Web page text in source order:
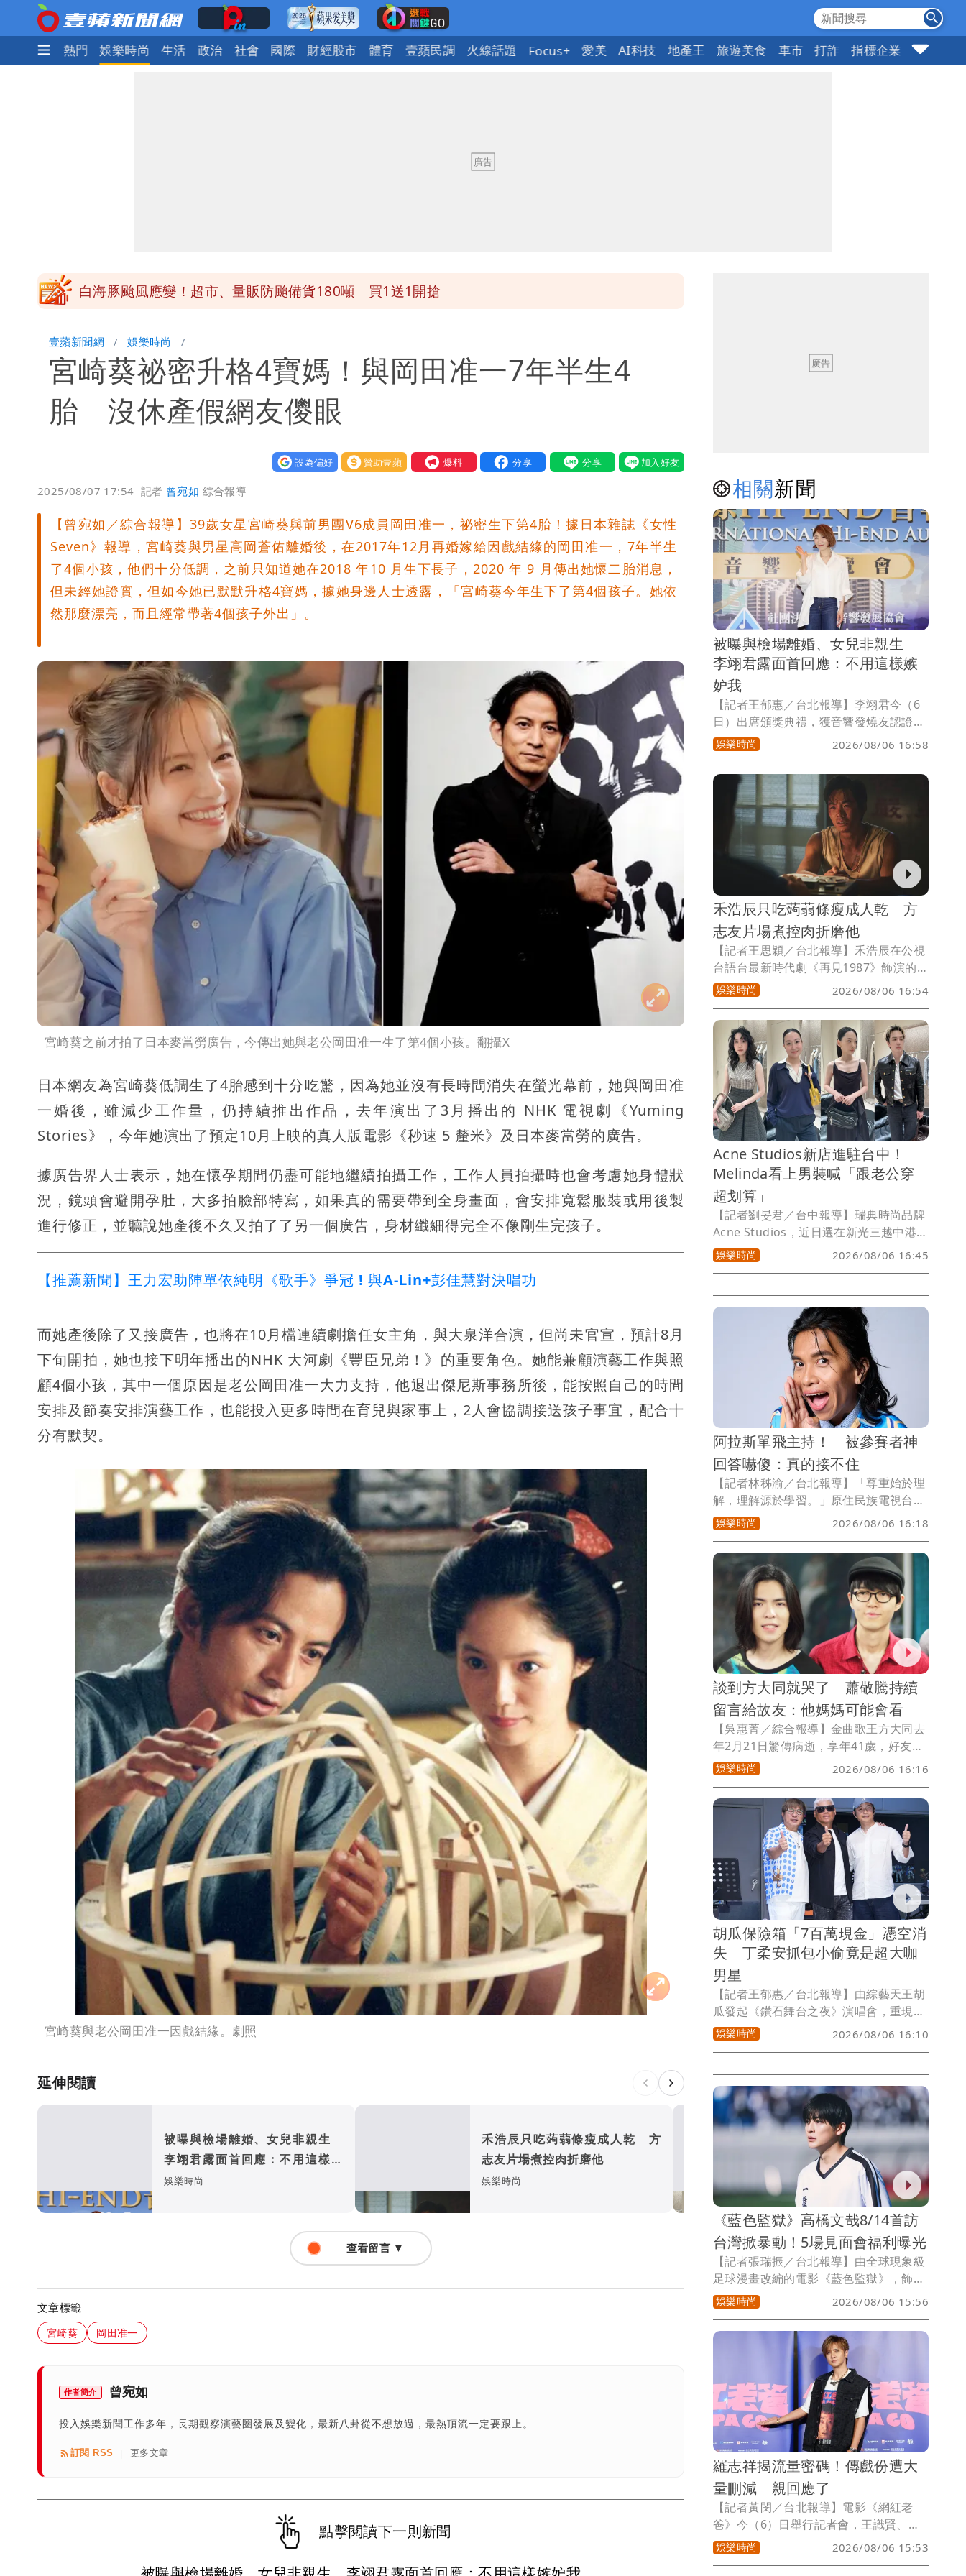
焦點 熱門 娛樂時尚 生活 政治 社會 國際 財經股市 體育 壹蘋民調 火線話題 Focus+ 愛美 AI科技 地產王 旅遊美食 車市 打詐 指標企業 壹蘋頭家
颱風白海豚攪局！淡水漁人碼頭煙火秀延期 要改到8/30壓軸登場
星巴克聯名泡泡瑪特！星冰樂可拿免費好康
純棉衣物吸汗「臭到想丟」 內行曝原因！2材質夏天別穿
王祖賢息影22年罕見現身機場 59歲零修圖真實狀態曝光
壹蘋新聞網 娛樂時尚
宮崎葵祕密升格4寶媽！與岡田准一7年半生4
胎 沒休產假網友儍眼
設為偏好 贊助壹蘋 我要爆料
2025/08/07 17:54 記者 曾宛如 綜合報導
【曾宛如／綜合報導】39歲女星宮崎葵與前男團V6成員岡田准一，祕密生下第4胎！據日本雜誌《女性
Seven》報導，宮崎葵與男星高岡蒼佑離婚後，在2017年12月再婚嫁給因戲結緣的岡田准一，7年半生
了4個小孩，他們十分低調，之前只知道她在2018 年10 月生下長子，2020 年 9 月傳出她懷二胎消息，
但未經她證實，但如今她已默默升格4寶媽，據她身邊人士透露，「宮崎葵今年生下了第4個孩子。她依
然那麼漂亮，而且經常帶著4個孩子外出」。
宮崎葵之前才拍了日本麥當勞廣告，今傳出她與老公岡田准一生了第4個小孩。翻攝X
日本網友為宮崎葵低調生了4胎感到十分吃驚，因為她並沒有長時間消失在螢光幕前，她與岡田准
一婚後，雖減少工作量，仍持續推出作品，去年演出了3月播出的 NHK 電視劇《Yuming
Stories》，今年她演出了預定10月上映的真人版電影《秒速 5 釐米》及日本麥當勞的廣告。
據廣告界人士表示，她在懷孕期間仍盡可能地繼續拍攝工作，工作人員拍攝時也會考慮她身體狀
況，鏡頭會避開孕肚，大多拍臉部特寫，如果真的需要帶到全身畫面，會安排寬鬆服裝或用後製
進行修正，並聽說她產後不久又拍了了另一個廣告，身材纖細得完全不像剛生完孩子。
【推薦新聞】王力宏助陣單依純明《歌手》爭冠 ! 與A-Lin+彭佳慧對決唱功
而她產後除了又接廣告，也將在10月檔連續劇擔任女主角，與大泉洋合演，但尚未官宣，預計8月
下旬開拍，她也接下明年播出的NHK 大河劇《豐臣兄弟！》的重要角色。她能兼顧演藝工作與照
顧4個小孩，其中一個原因是老公岡田准一大力支持，他退出傑尼斯事務所後，能按照自己的時間
安排及節奏安排演藝工作，也能投入更多時間在育兒與家事上，2人會協調接送孩子事宜，配合十
分有默契。
宮崎葵與老公岡田准一因戲結緣。劇照
延伸閱讀
被曝與檢場離婚、女兒非親生
李翊君露面首回應：不用這樣嫉
妒我
娛樂時尚
禾浩辰只吃蒟蒻條瘦成人乾 方
志友片場煮控肉折磨他
娛樂時尚
Acne Studios新店進駐台
Melinda看上男裝喊「跟老
超划算」
娛樂時尚
查看留言 ▼
文章標籤
宮崎葵 岡田准一
作者簡介 曾宛如
投入娛樂新聞工作多年，長期觀察演藝圈發展及變化，最新八卦從不想放過，最熱頂流一定要跟上。
訂閱 RSS 更多文章
點擊閱讀下一則新聞
相關新聞
被曝與檢場離婚、女兒非親生
李翊君露面首回應：不用這樣嫉
妒我
【記者王郁惠／台北報導】李翊君今（6
日）出席頒獎典禮，獲音響發燒友認證
「天籟之音」，現場不只演唱《雨蝶》與
《諾言》，在粉絲敲碗下又清唱《苦海女
神龍》，氣氛相當熱絡。談及近年她被網
路假新聞傳與老公檢場「淨身出戶」，連
女兒香奈兒都被造謠「不是親生」，內容
雖荒謬，但媽媽卻信以為真，致電關心她
和老公夫妻關係，令她哭笑不得。
娛樂時尚 2026/08/06 16:58
禾浩辰只吃蒟蒻條瘦成人乾 方
志友片場煮控肉折磨他
【記者王思穎／台北報導】禾浩辰在公視
台語台最新時代劇《再見1987》飾演的斯
文青年「張中銘」。演出守護愛情無比癡
心的犬系大暖男，每當看著方志友飾演的
「素芬」時，雙眼彷彿都有粉紅泡泡。為
了完美詮釋大時代下瘦弱、單純的文藝青
年中銘，在體態上進行了極大的調整，只
能嚴格節食啃蒟蒻條與地瓜。
娛樂時尚 2026/08/06 16:54
Acne Studios新店進駐台中！
Melinda看上男裝喊「跟老公穿
超划算」
【記者劉旻君／台中報導】瑞典時尚品牌
Acne Studios，近日選在新光三越中港店
設立全台第4家門市，今（6）日舉行開幕
記者會，邀請楊祐寧愛妻Melinda、演員
台。4人紛紛換上最新單品，各自展現不
同的時尚態度。其中，Melinda與林映唯
不約而同相中男裝，Melinda還笑稱還能
與另一半共穿，買起來相當划算。
娛樂時尚 2026/08/06 16:45
阿拉斯單飛主持！ 被參賽者神
回答嚇傻：真的接不住
【記者林秭渝／台北報導】「尊重始於理
解，理解源於學習。」原住民族電視台
(以下簡稱原視)知識競賽節目《Kai試英雄
全民IN原》推出全新第8季，將於8月7日
起，每週五晚間9點在原視16台正式播
出。本季最大亮點，莫過於由甫入圍第37
屆金曲獎三項大獎的Arase阿拉斯首度獨
挑主持大樑，不僅賽制全面改版，更帶領
來自不同族群、不同背景的青年們挑戰文
化知識、生活智慧與傳統技能，透過寓教
於樂的競賽，一同展開文化見習之旅。
娛樂時尚 2026/08/06 16:18
談到方大同就哭了 蕭敬騰持續
留言給故友：他媽媽可能會看
【吳惠菁／綜合報導】金曲歌王方大同去
年2月21日驚傳病逝，享年41歲，好友蕭
敬騰難以接受，超過1年無法唱方大同寫
給他的歌，直到今年5月才鼓起勇氣，在
演唱會獻唱方大同為他創作的《Say A Lil
Something》。蕭敬騰近日和主持人陳魯
豫對談，提及方大同仍忍不住淚崩，透露
至今還是會不時傳訊息給方大同，「我覺
得他媽媽可能會看，然後我也一直透過這
個方式去關心（方）媽媽的情況」。
娛樂時尚 2026/08/06 16:16
胡瓜保險箱「7百萬現金」憑空消
失 丁柔安抓包小偷竟是超大咖
男星
【記者王郁惠／台北報導】由綜藝天王胡
瓜發起《鑽石舞台之夜》演唱會，重現台
灣經典歌廳秀與電視綜藝黃金年代，並結
合公益回饋社會。繼3月北流演出後，最
際會議中心登場，今（6日）他與巫啟
賢、孫協志攜手彩排，胡瓜坦言因為場地
難訂、舉辦時間太近，目前票房告急、僅
售5成，「希望大家多多幫忙、催票一
娛樂時尚 2026/08/06 16:10
《藍色監獄》高橋文哉8/14首訪
台灣掀暴動！5場見面會福利曝光
【記者張瑞振／台北報導】由全球現象級
足球漫畫改編的電影《藍色監獄》，飾演
男主角潔世一的日本新生代男神高橋文哉
將於8月14日首度訪台造勢，並在2天內舉
辦多達 5 場福利滿滿的影人見面會，日前
於博客來開賣瞬間即秒殺完售，今天中午
12點已將清票後的票券釋出，粉絲切勿錯
過最後搶票機會，為了感謝台灣影迷的熱
烈支持，高橋文哉特別錄製打招呼影片向
台灣粉絲喊話，邀請大家一起進戲院感
娛樂時尚 2026/08/06 15:56
羅志祥揭流量密碼！傳戲份遭大
量刪減 親回應了
【記者黃閔／台北報導】電影《網紅老
爸》今（6）日舉行記者會，王識賢、羅
志祥、孫鵬、張懷秋、陳怡佳、白吉勝
（阿Ben）、林道禹、王宣等人一同出
娛樂時尚 2026/08/06 15:53